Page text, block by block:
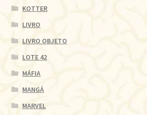
KOTTER
LIVRO
LIVRO OBJETO
LOTE 42
MÁFIA
MANGÁ
MARVEL